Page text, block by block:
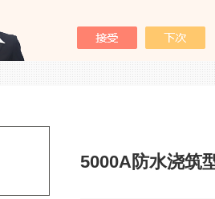
5000A防水浇筑